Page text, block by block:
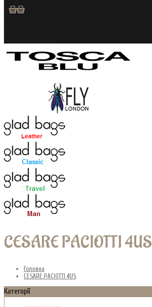
CESARE PACIOTTI 4US
Головна
CESARE PACIOTTI 4US
Категорії